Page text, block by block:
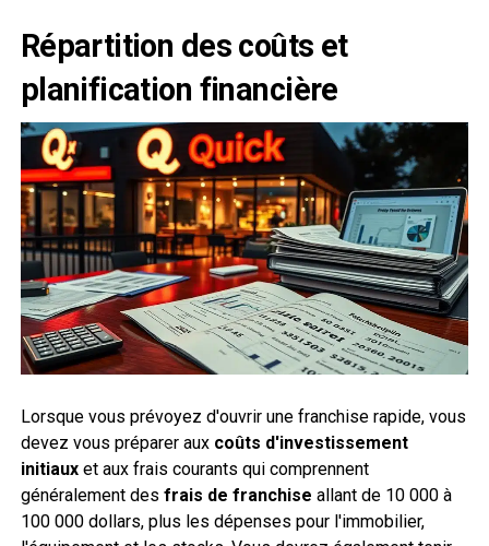
Répartition des coûts et
planification financière
Lorsque vous prévoyez d'ouvrir une franchise rapide, vous
devez vous préparer aux coûts d'investissement
initiauxet aux frais courants qui comprennent
généralement des frais de franchise allant de 10 000 à
100 000 dollars, plus les dépenses pour l'immobilier,